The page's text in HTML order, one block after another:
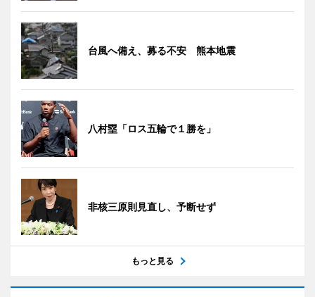
台風へ備え、募る不安 熊本地震
八村塁「ロス五輪で１勝を」
非核三原則見直し、予断せず
もっと見る